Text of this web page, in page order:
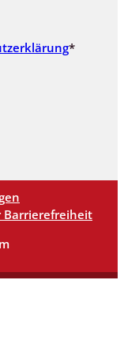
*
Barrierefreiheit